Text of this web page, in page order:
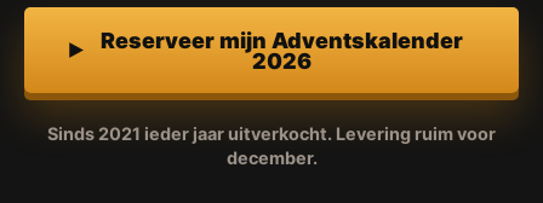
Reserveer mijn Adventskalender
2026
Sinds 2021 ieder jaar uitverkocht. Levering ruim voor
december.